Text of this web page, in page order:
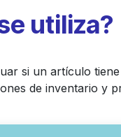
utiliza?
si un artículo
de inventario y